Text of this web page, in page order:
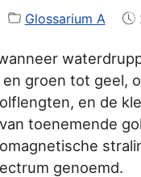
Glossarium A
groen tot geel,
en de
toenemende
genoemd.